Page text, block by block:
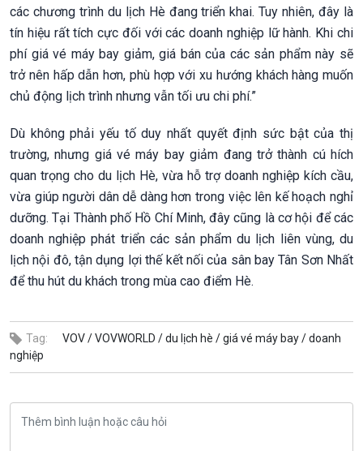
các chương trình du lịch Hè đang triển khai. Tuy nhiên, đây là
tín hiệu rất tích cực đối với các doanh nghiệp lữ hành. Khi chi
phí giá vé máy bay giảm, giá bán của các sản phẩm này sẽ
trở nên hấp dẫn hơn, phù hợp với xu hướng khách hàng muốn
chủ động lịch trình nhưng vẫn tối ưu chi phí.”
Dù không phải yếu tố duy nhất quyết định sức bật của thị
trường, nhưng giá vé máy bay giảm đang trở thành cú hích
quan trọng cho du lịch Hè, vừa hỗ trợ doanh nghiệp kích cầu,
vừa giúp người dân dễ dàng hơn trong việc lên kế hoạch nghỉ
dưỡng. Tại Thành phố Hồ Chí Minh, đây cũng là cơ hội để các
doanh nghiệp phát triển các sản phẩm du lịch liên vùng, du
lịch nội đô, tận dụng lợi thế kết nối của sân bay Tân Sơn Nhất
để thu hút du khách trong mùa cao điểm Hè.
Tag: VOV /VOVWORLD /du lịch hè /giá vé máy bay /doanh
nghiệp